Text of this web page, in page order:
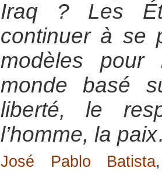
Iraq ? Les
continuer à se
modèles pour
monde basé
liberté, le
l’homme, la
José Pablo Batista